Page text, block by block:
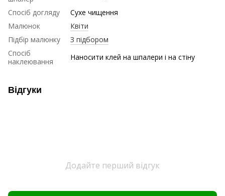
Спосіб догляду
Сухе чищення
Малюнок
Квіти
Підбір малюнку
З підбором
Спосіб
наклеювання
Наносити клей на шпалери і на стіну
Відгуки
Додайте перший відгук